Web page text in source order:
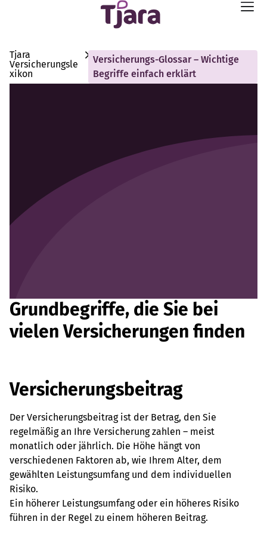
Tjara
Versicherungsle
xikon
Versicherungs-Glossar – Wichtige
Begriffe einfach erklärt
Grundbegriffe, die Sie bei
vielen Versicherungen finden
Versicherungsbeitrag
Der Versicherungsbeitrag ist der Betrag, den Sie
regelmäßig an Ihre Versicherung zahlen – meist
monatlich oder jährlich. Die Höhe hängt von
verschiedenen Faktoren ab, wie Ihrem Alter, dem
gewählten Leistungsumfang und dem individuellen
Risiko.
Ein höherer Leistungsumfang oder ein höheres Risiko
führen in der Regel zu einem höheren Beitrag.